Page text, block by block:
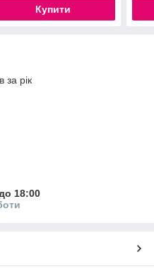
Купити
за рік
18:00